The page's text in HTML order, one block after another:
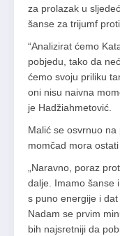
za prolazak u
šanse za trijumf
“Analizirat ćemo
pobjedu, tako da
ćemo svoju priliku
oni nisu naivna
je Hadžiahmetović.
Malić se osvrnuo
momčad mora
„Naravno, poraz
dalje. Imamo šanse
s puno energije i
Nadam se prvim
bih najsretniji da